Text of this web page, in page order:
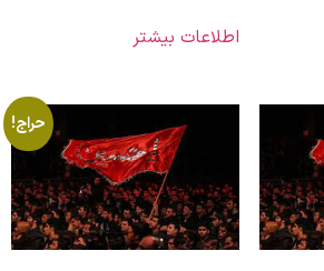
اطلاعات بیشتر
حراج!